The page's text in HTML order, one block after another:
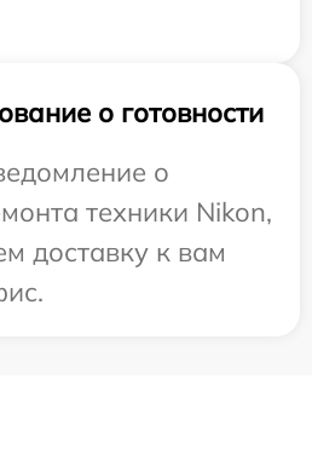
о готовности
о
техники Nikon,
доставку к вам